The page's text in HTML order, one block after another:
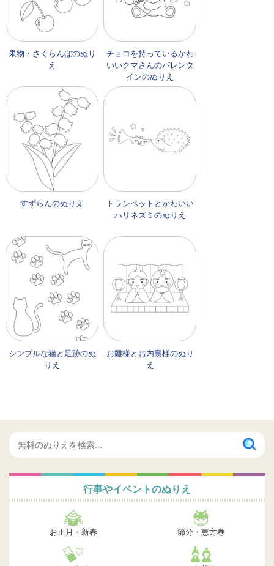
果物・さくらんぼのぬり
え
チョコを持っているかわ
いいクマさんのバレンタ
インのぬりえ
すずらんのぬりえ
トランペットとかわいい
ハリネズミのぬりえ
シンプルな猫と足跡のぬ
りえ
お雛様とお内裏様のぬり
え
行事やイベントのぬりえ
お正月・新春 節分・恵方巻